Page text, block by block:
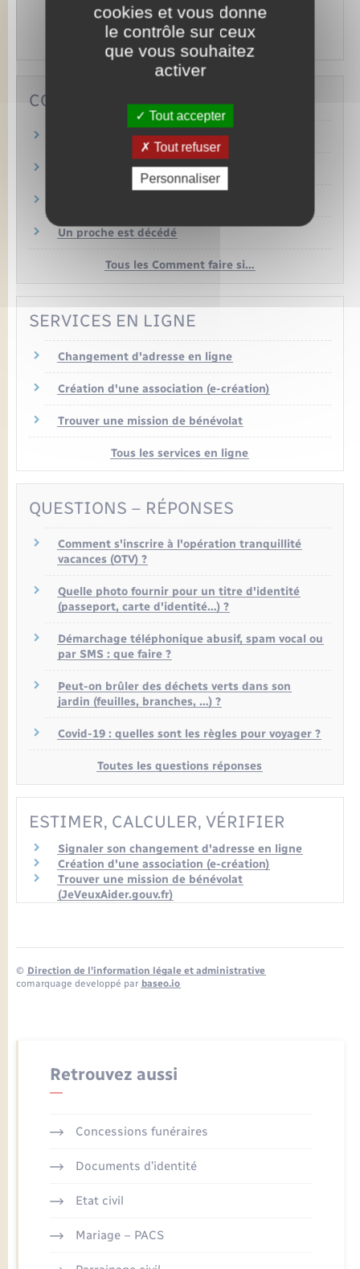
Animaux,Permis bateau,Tourisme,Permis de
chasser…
COMMENT FAIRE SI…
Je pars de chez mes parents
Un proche est décédé
Tous les Comment faire si…
SERVICES EN LIGNE
Changement d'adresse en ligne
Création d'une association (e-création)
Trouver une mission de bénévolat
Tous les services en ligne
QUESTIONS – RÉPONSES
Comment s'inscrire à l'opération tranquillité
vacances (OTV) ?
Quelle photo fournir pour un titre d'identité
(passeport, carte d'identité…) ?
Démarchage téléphonique abusif, spam vocal ou
par SMS : que faire ?
Peut-on brûler des déchets verts dans son
jardin (feuilles, branches, …) ?
Covid-19 : quelles sont les règles pour voyager ?
Toutes les questions réponses
ESTIMER, CALCULER, VÉRIFIER
Signaler son changement d'adresse en ligne
Création d'une association (e-création)
Trouver une mission de bénévolat
(JeVeuxAider.gouv.fr)
© Direction de l’information légale et administrative
comarquage developpé par baseo.io
Retrouvez aussi
Concessions funéraires
Documents d’identité
Etat civil
Mariage – PACS
cookies et vous donne
le contrôle sur ceux
que vous souhaitez
activer
Tout accepter
Tout refuser
Personnaliser